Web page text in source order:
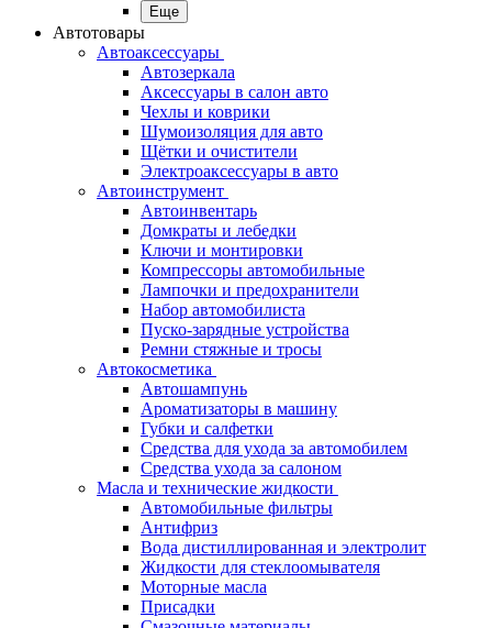
Еще
Автотовары
Автоаксессуары
Автозеркала
Аксессуары в салон авто
Чехлы и коврики
Шумоизоляция для авто
Щётки и очистители
Электроаксессуары в авто
Автоинструмент
Автоинвентарь
Домкраты и лебедки
Ключи и монтировки
Компрессоры автомобильные
Лампочки и предохранители
Набор автомобилиста
Пуско-зарядные устройства
Ремни стяжные и тросы
Автокосметика
Автошампунь
Ароматизаторы в машину
Губки и салфетки
Средства для ухода за автомобилем
Средства ухода за салоном
Масла и технические жидкости
Автомобильные фильтры
Антифриз
Вода дистиллированная и электролит
Жидкости для стеклоомывателя
Моторные масла
Присадки